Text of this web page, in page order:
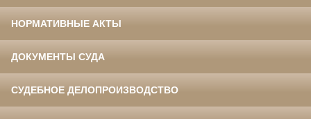
НОРМАТИВНЫЕ АКТЫ
ДОКУМЕНТЫ СУДА
СУДЕБНОЕ ДЕЛОПРОИЗВОДСТВО